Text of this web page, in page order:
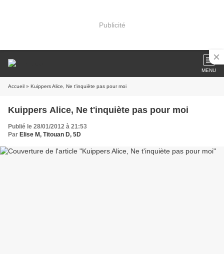
Publicité
MENU
Accueil » Kuippers Alice, Ne t'inquiète pas pour moi
Kuippers Alice, Ne t'inquiète pas pour moi
Publié le 28/01/2012 à 21:53
Par Elise M, Titouan D, 5D